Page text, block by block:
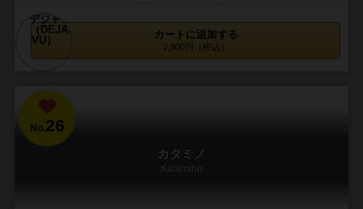
カートに追加する
2,800円（税込）
No.26
カタミノ
Katamino